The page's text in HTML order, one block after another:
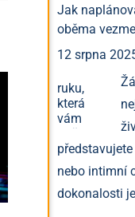
Jak
oběma
12 srpna
nebo intimní
dokonalosti